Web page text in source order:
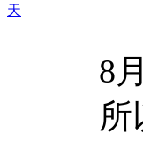
天
8
所